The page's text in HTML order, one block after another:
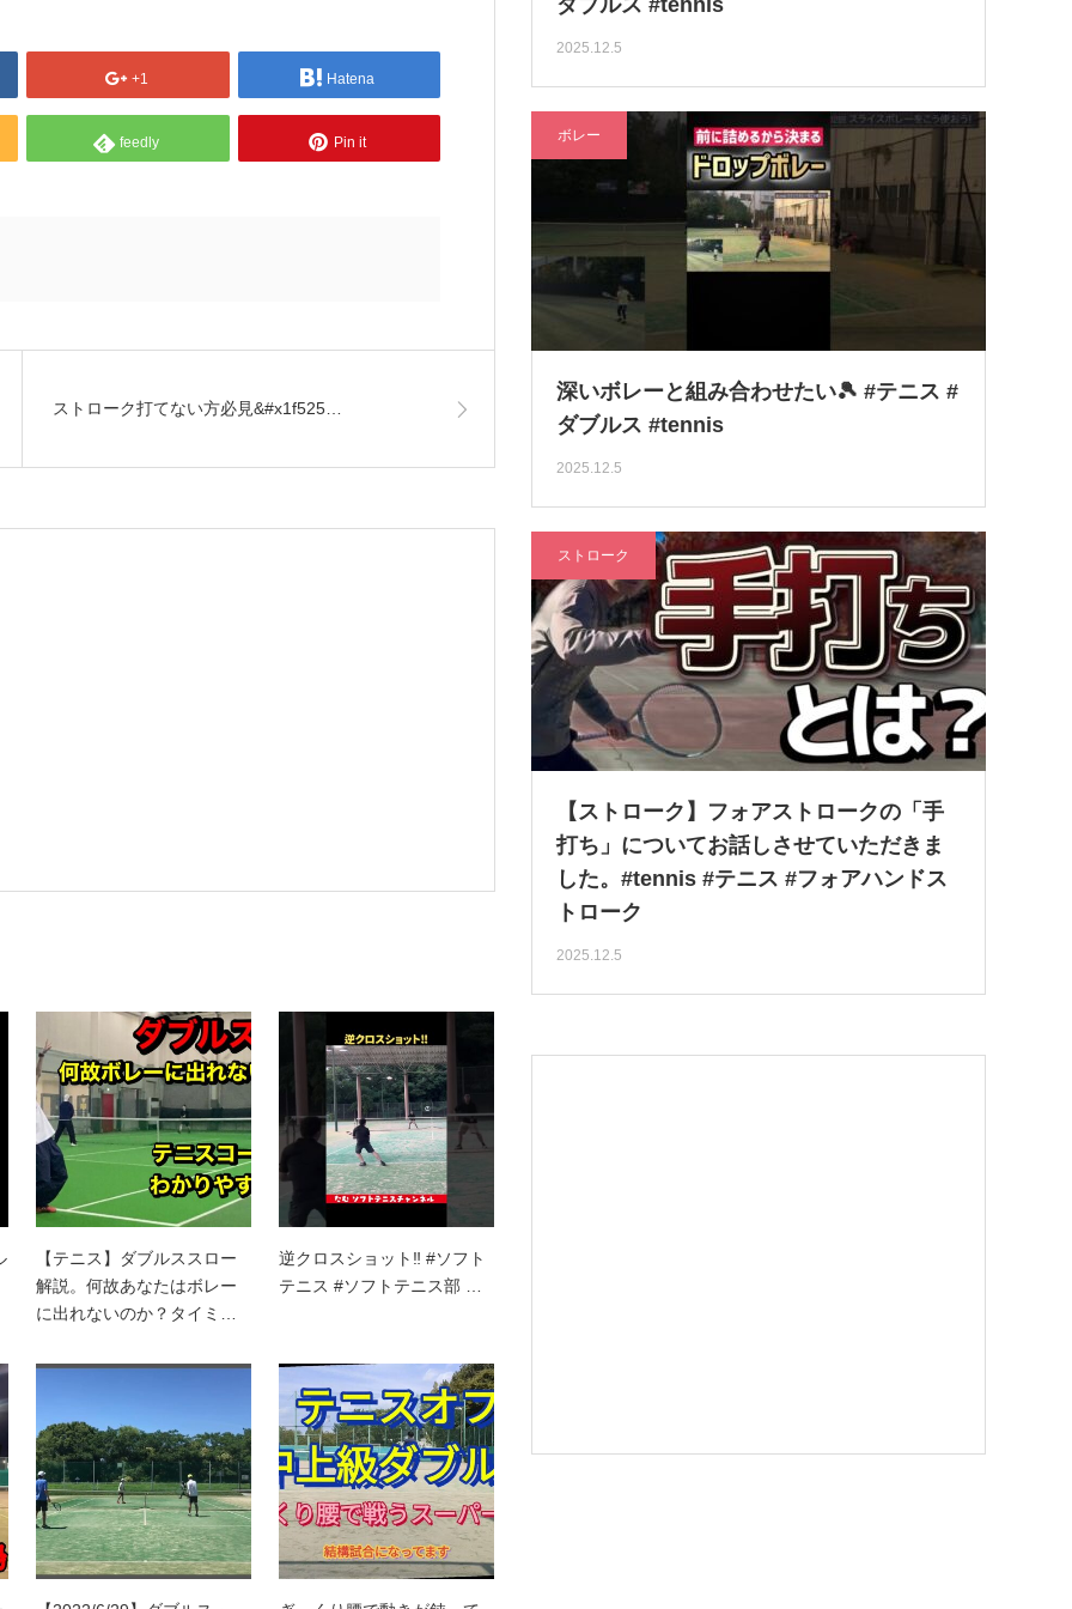
+1 Hatena
feedly Pin it
ストローク打てない方必見&#x1f525…
【テニス】ダブルススロー
解説。何故あなたはボレー
に出れないのか？タイミ…
逆クロスショット‼︎ #ソフト
テニス #ソフトテニス部 …
ダブルス #tennis
2025.12.5
ボレー
深いボレーと組み合わせたい🎾 #テニス #
ダブルス #tennis
2025.12.5
ストローク
【ストローク】フォアストロークの「手
打ち」についてお話しさせていただきま
した。#tennis #テニス #フォアハンドス
トローク
2025.12.5